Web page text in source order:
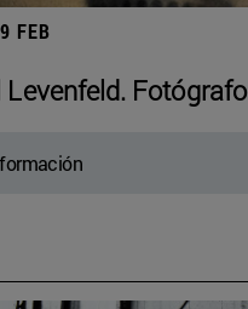
FEB
Levenfeld. Fotógrafo